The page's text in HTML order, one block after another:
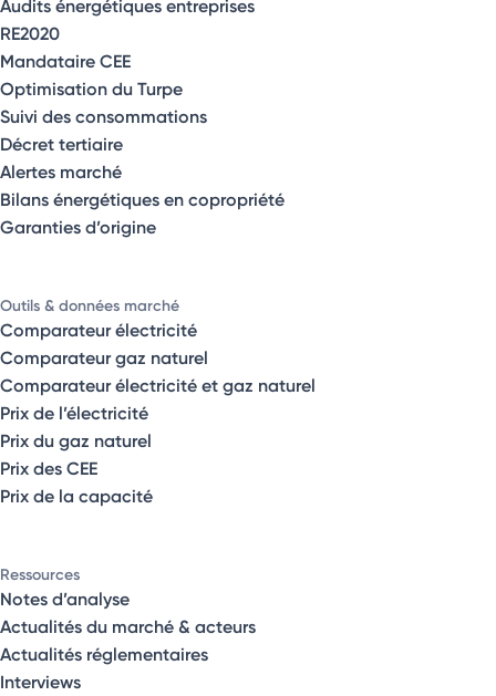
Audits énergétiques entreprises
RE2020
Mandataire CEE
Optimisation du Turpe
Suivi des consommations
Décret tertiaire
Alertes marché
Bilans énergétiques en copropriété
Garanties d’origine
Outils & données marché
Comparateur électricité
Comparateur gaz naturel
Comparateur électricité et gaz naturel
Prix de l’électricité
Prix du gaz naturel
Prix des CEE
Prix de la capacité
Ressources
Notes d’analyse
Actualités du marché & acteurs
Actualités réglementaires
Interviews